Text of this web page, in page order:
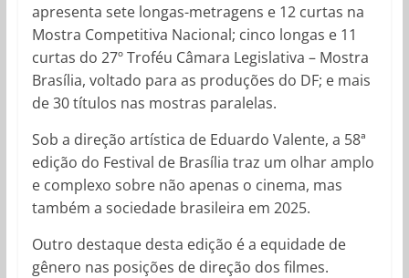
apresenta sete longas-metragens e 12 curtas na
Mostra Competitiva Nacional; cinco longas e 11
curtas do 27º Troféu Câmara Legislativa – Mostra
Brasília, voltado para as produções do DF; e mais
de 30 títulos nas mostras paralelas.
Sob a direção artística de Eduardo Valente, a 58ª
edição do Festival de Brasília traz um olhar amplo
e complexo sobre não apenas o cinema, mas
também a sociedade brasileira em 2025.
Outro destaque desta edição é a equidade de
gênero nas posições de direção dos filmes.